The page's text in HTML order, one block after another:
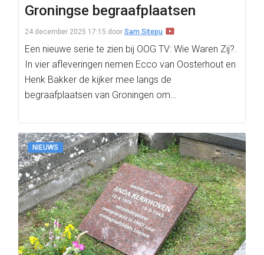
Groningse begraafplaatsen
24 december 2025 17:15 door Sam Sitepu
Een nieuwe serie te zien bij OOG TV: Wie Waren Zij?.
In vier afleveringen nemen Ecco van Oosterhout en
Henk Bakker de kijker mee langs de
begraafplaatsen van Groningen om…
NIEUWS